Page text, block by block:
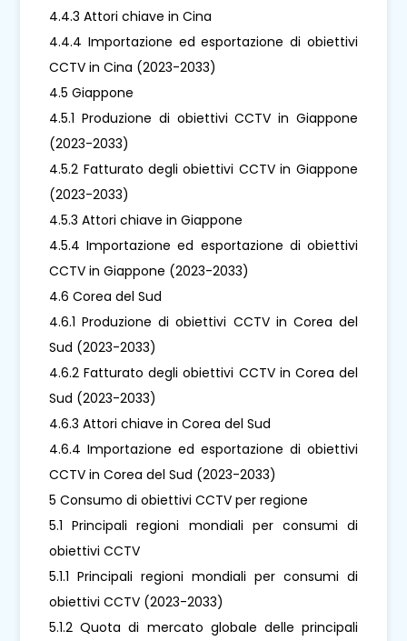
4.4.3 Attori chiave in Cina
4.4.4 Importazione ed esportazione di obiettivi
CCTV in Cina (2023-2033)
4.5 Giappone
4.5.1 Produzione di obiettivi CCTV in Giappone
(2023-2033)
4.5.2 Fatturato degli obiettivi CCTV in Giappone
(2023-2033)
4.5.3 Attori chiave in Giappone
4.5.4 Importazione ed esportazione di obiettivi
CCTV in Giappone (2023-2033)
4.6 Corea del Sud
4.6.1 Produzione di obiettivi CCTV in Corea del
Sud (2023-2033)
4.6.2 Fatturato degli obiettivi CCTV in Corea del
Sud (2023-2033)
4.6.3 Attori chiave in Corea del Sud
4.6.4 Importazione ed esportazione di obiettivi
CCTV in Corea del Sud (2023-2033)
5 Consumo di obiettivi CCTV per regione
5.1 Principali regioni mondiali per consumi di
obiettivi CCTV
5.1.1 Principali regioni mondiali per consumi di
obiettivi CCTV (2023-2033)
5.1.2 Quota di mercato globale delle principali